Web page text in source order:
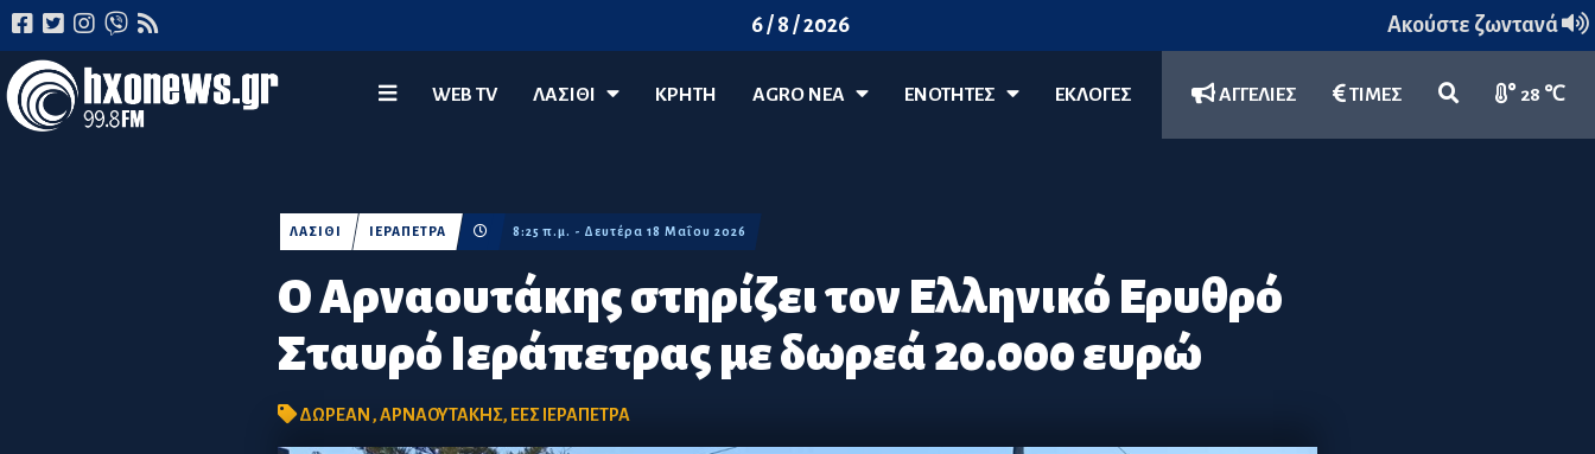
6 / 8 / 2026 Ακούστε ζωντανά
WEB TV ΛΑΣΊΘΙ ΚΡΗΤΗ AGRO ΝΈΑ ΕΝΟΤΗΤΕΣ ΕΚΛΟΓΕΣ ΑΓΓΕΛΙΕΣ ΤΙΜΕΣ 28 ℃
Ο Αρναουτάκης στηρίζει τον Ελληνικό Ερυθρό
Σταυρό Ιεράπετρας με δωρεά 20.000 ευρώ
ΛΑΣΙΘΙ ΙΕΡΑΠΕΤΡΑ 8:25 π.μ. - Δευτέρα 18 Μαΐου 2026
ΔΩΡΕΑΝ ,ΑΡΝΑΟΥΤΑΚΗΣ, ΕΕΣ ΙΕΡΑΠΕΤΡΑ